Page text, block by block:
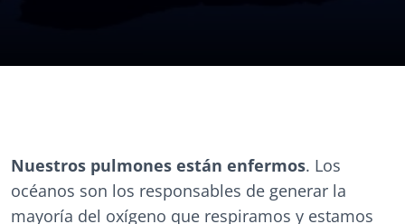
Nuestros pulmones están enfermos. Los
océanos son los responsables de generar la
mayoría del oxígeno que respiramos y estamos